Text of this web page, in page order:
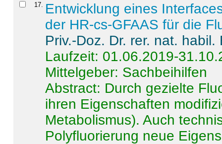
17
Entwicklung eines
der HR-cs-GFAAS für die
Priv.-Doz. Dr. rer. nat.
Laufzeit: 01.06.2019-
Mittelgeber: Sachbeihilfen
Abstract: Durch gezielte
ihren Eigenschaften
Metabolismus). Auch
Polyfluorierung neue